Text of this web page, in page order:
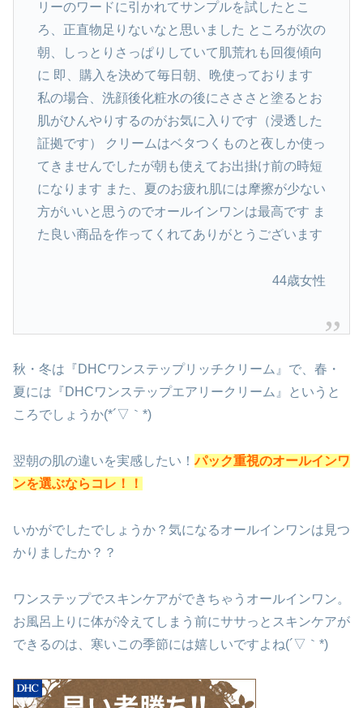
リーのワードに引かれてサンプルを試したとこ
ろ、正直物足りないなと思いました ところが次の
朝、しっとりさっぱりしていて肌荒れも回復傾向
に 即、購入を決めて毎日朝、晩使っております
私の場合、洗顔後化粧水の後にさささと塗るとお
肌がひんやりするのがお気に入りです（浸透した
証拠です） クリームはベタつくものと夜しか使っ
てきませんでしたが朝も使えてお出掛け前の時短
になります また、夏のお疲れ肌には摩擦が少ない
方がいいと思うのでオールインワンは最高です ま
た良い商品を作ってくれてありがとうございます
44歳女性
秋・冬は『DHCワンステップリッチクリーム』で、春・
夏には『DHCワンステップエアリークリーム』というと
ころでしょうか(*´▽｀*)
翌朝の肌の違いを実感したい！パック重視のオールインワ
ンを選ぶならコレ！！
いかがでしたでしょうか？気になるオールインワンは見つ
かりましたか？？
ワンステップでスキンケアができちゃうオールインワン。
お風呂上りに体が冷えてしまう前にササっとスキンケアが
できるのは、寒いこの季節には嬉しいですよね(´▽｀*)